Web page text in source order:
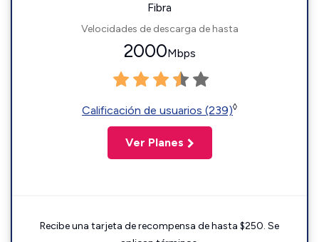
Fibra
Velocidades de descarga de hasta
2000Mbps
Calificación de usuarios (239)◊
Ver Planes
Recibe una tarjeta de recompensa de hasta $250. Se